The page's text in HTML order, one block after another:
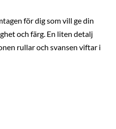
för dig som vill ge din
och färg. En liten detalj
rullar och svansen viftar i